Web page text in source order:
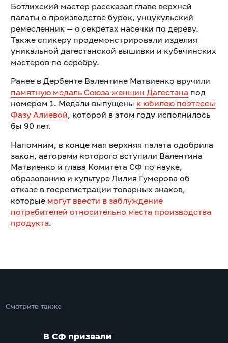
Ботлихский мастер рассказал главе верхней
палаты о производстве бурок, унцукульский
ремесленник — о секретах насечки по дереву.
Также спикеру продемонстрировали изделия
уникальной дагестанской вышивки и кубачинских
мастеров по серебру.
Ранее в Дербенте Валентине Матвиенко вручили
памятную медаль Союза женщин Дагестана под
номером 1. Медали выпущены к юбилею поэтессы
Фазу Алиевой, которой в этом году исполнилось
бы 90 лет.
Напомним, в конце мая верхняя палата одобрила
закон, авторами которого вступили Валентина
Матвиенко и глава Комитета СФ по науке,
образованию и культуре Лилия Гумерова об
отказе в госрегистрации товарных знаков,
которые могут ввести в заблуждение
потребителей относительно места производства
продукта.
Смотрите также
В СФ призвали